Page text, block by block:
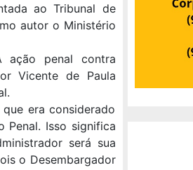
ao Tribunal de
autor o Ministério
ação penal contra
Vicente de Paula
era considerado
Penal. Isso significa
será sua
o Desembargador